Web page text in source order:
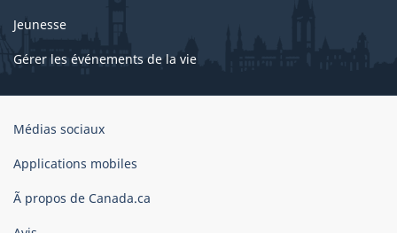
Jeunesse
Gérer les événements de la vie
Organisation
gouvernement
Canada
Médias sociaux
Applications mobiles
Ã propos de Canada.ca